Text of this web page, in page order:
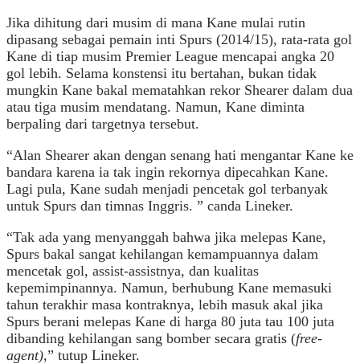
Jika dihitung dari musim di mana Kane mulai rutin
dipasang sebagai pemain inti Spurs (2014/15), rata-rata gol
Kane di tiap musim Premier League mencapai angka 20
gol lebih. Selama konstensi itu bertahan, bukan tidak
mungkin Kane bakal mematahkan rekor Shearer dalam dua
atau tiga musim mendatang. Namun, Kane diminta
berpaling dari targetnya tersebut.
“Alan Shearer akan dengan senang hati mengantar Kane ke
bandara karena ia tak ingin rekornya dipecahkan Kane.
Lagi pula, Kane sudah menjadi pencetak gol terbanyak
untuk Spurs dan timnas Inggris. ” canda Lineker.
“Tak ada yang menyanggah bahwa jika melepas Kane,
Spurs bakal sangat kehilangan kemampuannya dalam
mencetak gol, assist-assistnya, dan kualitas
kepemimpinannya. Namun, berhubung Kane memasuki
tahun terakhir masa kontraknya, lebih masuk akal jika
Spurs berani melepas Kane di harga 80 juta tau 100 juta
dibanding kehilangan sang bomber secara gratis (free-
agent),” tutup Lineker.